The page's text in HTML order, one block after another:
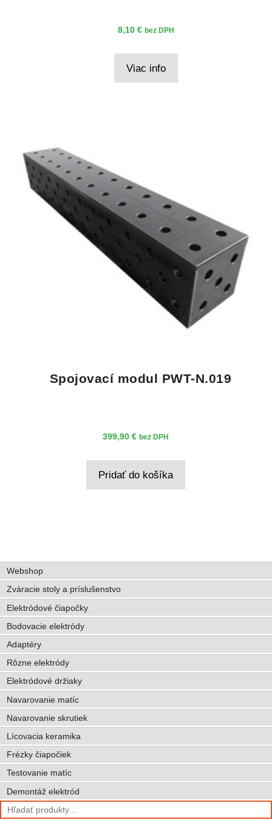
8,10 € bez DPH
Viac info
Spojovací modul PWT-N.019
399,90€ bez DPH
Pridať do košíka
Webshop
Zváracie stoly a príslušenstvo
Elektródové čiapočky
Bodovacie elektródy
Adaptéry
Rôzne elektródy
Elektródové držiaky
Navarovanie matíc
Navarovanie skrutiek
Lícovacia keramika
Frézky čiapočiek
Testovanie matíc
Demontáž elektród
Hľadať: